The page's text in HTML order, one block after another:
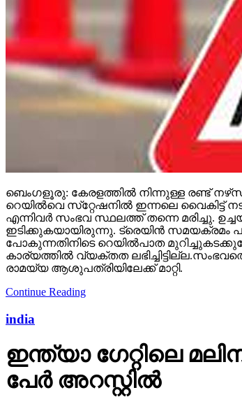
ബെംഗളൂരു: കേരളത്തില്‍ നിന്നുള്ള രണ്ട്
റെയില്‍വെ സ്‌റ്റേഷനില്‍ ഇന്നലെ വൈകിട്ട്
എന്നിവര്‍ സംഭവ സ്ഥലത്ത് തന്നെ മരിച്ചു.
ഇടിക്കുകയായിരുന്നു. ട്രെയിന്‍ സമയക്രമം
പോകുന്നതിനിടെ റെയില്‍പാത
കാര്യത്തില്‍ വ്യക്തത
രാമയ്യ ആശുപത്രിയിലേക്ക് മാറ്റി.
Continue Reading
india
ഇന്ത്യാ ഗേറ്റിലെ
പേര്‍ അറസ്റ്റില്‍